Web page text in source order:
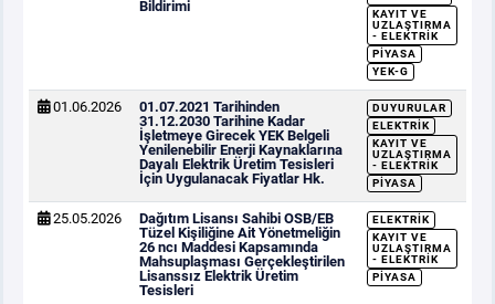
Bildirimi
KAYIT VE
UZLAŞTIRMA
- ELEKTRIK
PIYASA
YEK-G
01.06.2026
01.07.2021 Tarihinden
31.12.2030 Tarihine Kadar
İşletmeye Girecek YEK Belgeli
Yenilenebilir Enerji Kaynaklarına
Dayalı Elektrik Üretim Tesisleri
İçin Uygulanacak Fiyatlar Hk.
DUYURULAR
ELEKTRIK
KAYIT VE
UZLAŞTIRMA
- ELEKTRIK
PIYASA
25.05.2026
Dağıtım Lisansı Sahibi OSB/EB
Tüzel Kişiliğine Ait Yönetmeliğin
26 ncı Maddesi Kapsamında
Mahsuplaşması Gerçekleştirilen
Lisanssız Elektrik Üretim
Tesisleri
ELEKTRIK
KAYIT VE
UZLAŞTIRMA
- ELEKTRIK
PIYASA